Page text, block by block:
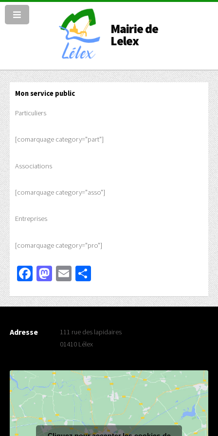
Mairie de
Lelex
Mon service public
Particuliers
[comarquage category="part"]
Associations
[comarquage category="asso"]
Entreprises
[comarquage category="pro"]
Facebook
Mastodon
Email
Adresse
111 rue des lapidaires
01410 Lélex